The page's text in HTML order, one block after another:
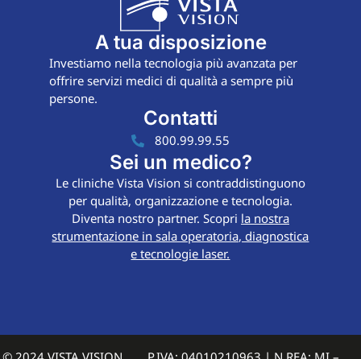
A tua disposizione
Investiamo nella tecnologia più avanzata per
offrire servizi medici di qualità a sempre più
persone.
Contatti
800.99.99.55
Sei un medico?
Le cliniche Vista Vision si contraddistinguono
per qualità, organizzazione e tecnologia.
Diventa nostro partner. Scopri la nostra
strumentazione in sala operatoria, diagnostica
e tecnologie laser.